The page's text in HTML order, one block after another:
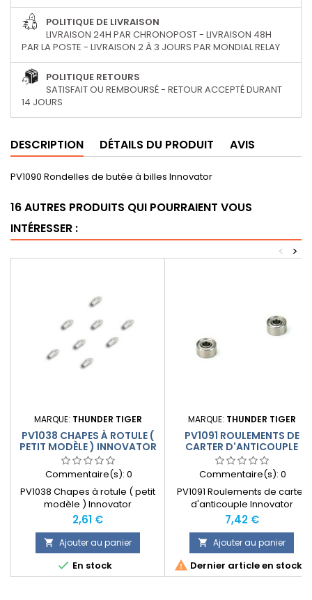
POLITIQUE DE LIVRAISON
LIVRAISON 24H PAR CHRONOPOST - LIVRAISON 48H
PAR LA POSTE - LIVRAISON 2 À 3 JOURS PAR MONDIAL RELAY
POLITIQUE RETOURS
SATISFAIT OU REMBOURSÉ - RETOUR ACCEPTÉ DURANT
14 JOURS
DESCRIPTION DÉTAILS DU PRODUIT AVIS
PV1090 Rondelles de butée à billes Innovator
16 AUTRES PRODUITS QUI POURRAIENT VOUS
INTÉRESSER :
>
<
MARQUE: THUNDER TIGER
PV1038 CHAPES À ROTULE (
PETIT MODÈLE ) INNOVATOR
Commentaire(s): 0
PV1038 Chapes à rotule ( petit
modèle ) Innovator
Prix
2,61 €
 Ajouter au panier
 En stock
MARQUE: THUNDER TIGER
PV1091 ROULEMENTS DE
CARTER D'ANTICOUPLE
INNOVATOR
Commentaire(s): 0
PV1091 Roulements de carter
d'anticouple Innovator
Prix
7,42 €
 Ajouter au panier
 Dernier article en stock